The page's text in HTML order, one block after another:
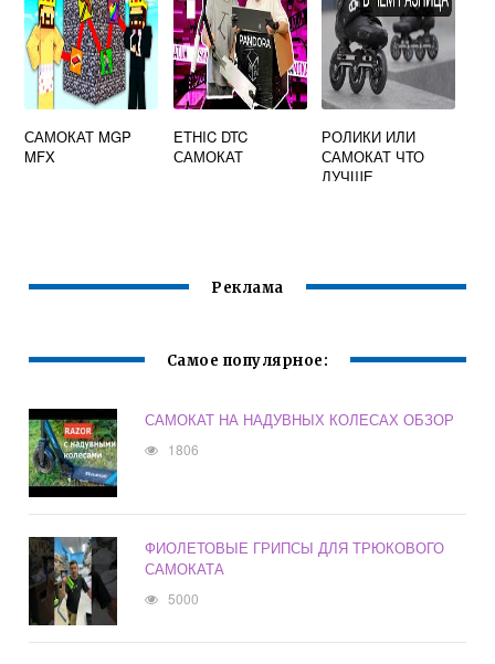
САМОКАТ MGP
MFX
ETHIC DTC
САМОКАТ
РОЛИКИ ИЛИ
САМОКАТ ЧТО
ЛУЧШЕ
Реклама
Самое популярное:
САМОКАТ НА НАДУВНЫХ КОЛЕСАХ ОБЗОР
1806
ФИОЛЕТОВЫЕ ГРИПСЫ ДЛЯ ТРЮКОВОГО
САМОКАТА
5000